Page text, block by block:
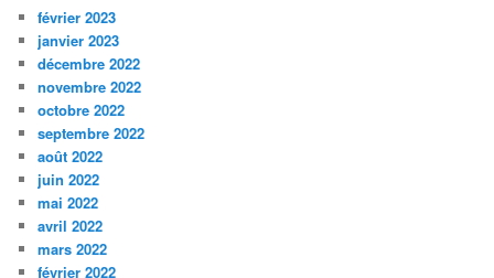
février 2023
janvier 2023
décembre 2022
novembre 2022
octobre 2022
septembre 2022
août 2022
juin 2022
mai 2022
avril 2022
mars 2022
février 2022